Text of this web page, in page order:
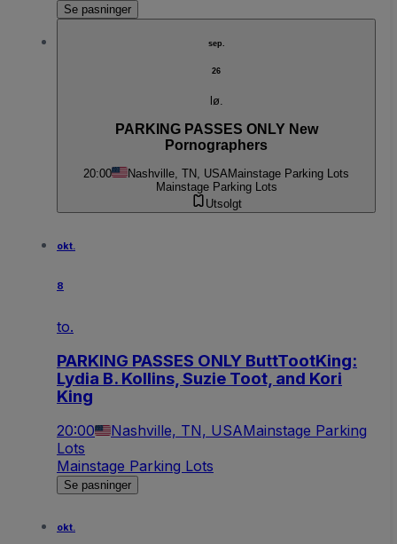
Se pasninger
sep.
26
lø.
PARKING PASSES ONLY New
Pornographers
20:00 Nashville, TN, USAMainstage Parking Lots
Mainstage Parking Lots
Utsolgt
okt.
8
to.
PARKING PASSES ONLY ButtTootKing:
Lydia B. Kollins, Suzie Toot, and Kori
King
20:00 Nashville, TN, USAMainstage Parking
Lots
Mainstage Parking Lots
Se pasninger
okt.